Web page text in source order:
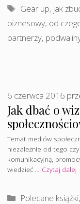
Tagi
Gear up, jak
biznesowy, od
partnerzy,
Jak dbać o
6 czerwca 2016
Temat mediów
niezależnie od tego czy
komunikacyjną,
wiedzieć … Czytaj dalej
Kategorie
Polecane książki,